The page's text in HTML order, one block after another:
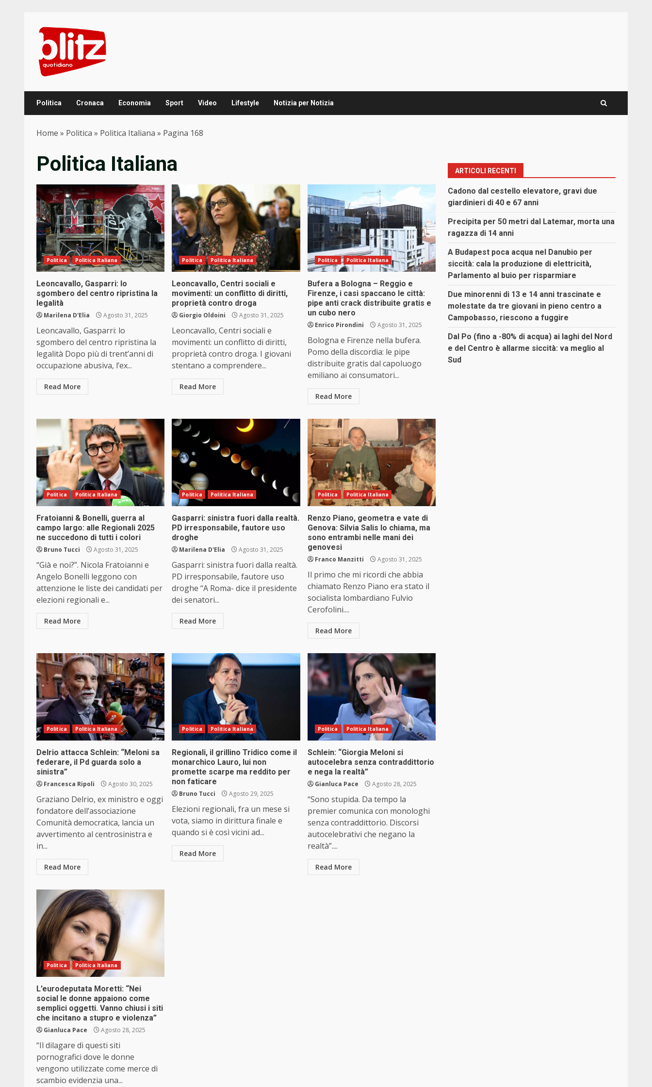
content
Politica Cronaca Economia Sport Video Lifestyle Notizia per Notizia
Home » Politica » Politica Italiana » Pagina 168
Politica Italiana
Politica Politica Italiana
Leoncavallo, Gasparri: lo
sgombero del centro ripristina la
legalità
Marilena D'Elia Agosto 31, 2025
Leoncavallo, Gasparri: lo
sgombero del centro ripristina la
legalità Dopo più di trent’anni di
occupazione abusiva, l’ex...
Read More
Politica Politica Italiana
Leoncavallo, Centri sociali e
movimenti: un conflitto di diritti,
proprietà contro droga
Giorgio Oldoini Agosto 31, 2025
Leoncavallo, Centri sociali e
movimenti: un conflitto di diritti,
proprietà contro droga. I giovani
stentano a comprendere...
Read More
Politica Politica Italiana
Bufera a Bologna – Reggio e
Firenze, i casi spaccano le città:
pipe anti crack distribuite gratis e
un cubo nero
Enrico Pirondini Agosto 31, 2025
Bologna e Firenze nella bufera.
Pomo della discordia: le pipe
distribuite gratis dal capoluogo
emiliano ai consumatori...
Read More
Politica Politica Italiana
Fratoianni & Bonelli, guerra al
campo largo: alle Regionali 2025
ne succedono di tutti i colori
Bruno Tucci Agosto 31, 2025
“Già e noi?”. Nicola Fratoianni e
Angelo Bonelli leggono con
attenzione le liste dei candidati per
elezioni regionali e...
Read More
Politica Politica Italiana
Gasparri: sinistra fuori dalla realtà.
PD irresponsabile, fautore uso
droghe
Marilena D'Elia Agosto 31, 2025
Gasparri: sinistra fuori dalla realtà.
PD irresponsabile, fautore uso
droghe “A Roma- dice il presidente
dei senatori...
Read More
Politica Politica Italiana
Renzo Piano, geometra e vate di
Genova: Silvia Salis lo chiama, ma
sono entrambi nelle mani dei
genovesi
Franco Manzitti Agosto 31, 2025
Il primo che mi ricordi che abbia
chiamato Renzo Piano era stato il
socialista lombardiano Fulvio
Cerofolini....
Read More
Politica Politica Italiana
Delrio attacca Schlein: “Meloni sa
federare, il Pd guarda solo a
sinistra”
Francesca Ripoli Agosto 30, 2025
Graziano Delrio, ex ministro e oggi
fondatore dell’associazione
Comunità democratica, lancia un
avvertimento al centrosinistra e
in...
Read More
Politica Politica Italiana
Regionali, il grillino Tridico come il
monarchico Lauro, lui non
promette scarpe ma reddito per
non faticare
Bruno Tucci Agosto 29, 2025
Elezioni regionali, fra un mese si
vota, siamo in dirittura finale e
quando si è così vicini ad...
Read More
Politica Politica Italiana
Schlein: “Giorgia Meloni si
autocelebra senza contraddittorio
e nega la realtà”
Gianluca Pace Agosto 28, 2025
“Sono stupida. Da tempo la
premier comunica con monologhi
senza contraddittorio. Discorsi
autocelebrativi che negano la
realtà”....
Read More
Politica Politica Italiana
L’eurodeputata Moretti: “Nei
social le donne appaiono come
semplici oggetti. Vanno chiusi i siti
che incitano a stupro e violenza”
Gianluca Pace Agosto 28, 2025
“Il dilagare di questi siti
pornografici dove le donne
vengono utilizzate come merce di
scambio evidenzia una...
ARTICOLI RECENTI
Cadono dal cestello elevatore, gravi due
giardinieri di 40 e 67 anni
Precipita per 50 metri dal Latemar, morta una
ragazza di 14 anni
A Budapest poca acqua nel Danubio per
siccità: cala la produzione di elettricità,
Parlamento al buio per risparmiare
Due minorenni di 13 e 14 anni trascinate e
molestate da tre giovani in pieno centro a
Campobasso, riescono a fuggire
Dal Po (fino a -80% di acqua) ai laghi del Nord
e del Centro è allarme siccità: va meglio al
Sud